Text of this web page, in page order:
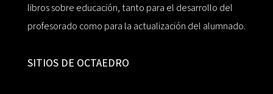
libros sobre educación, tanto para el desarrollo del
profesorado como para la actualización del alumnado.
SITIOS DE OCTAEDRO